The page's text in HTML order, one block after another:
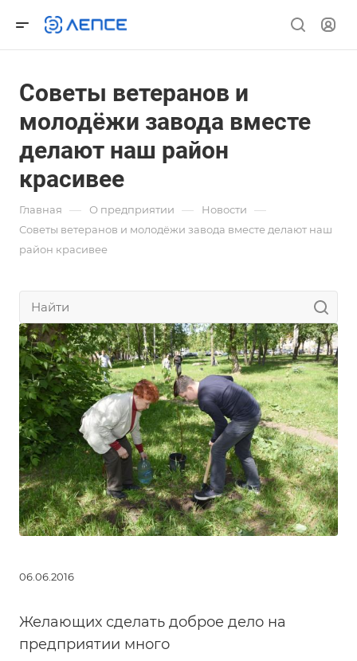
Советы ветеранов и
молодёжи завода вместе
делают наш район
красивее
Главная — О предприятии — Новости —
Советы ветеранов и молодёжи завода вместе делают наш
район красивее
06.06.2016
Желающих сделать доброе дело на
предприятии много